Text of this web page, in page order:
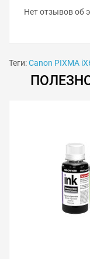
Нет отзывов об
Теги:Canon PIXMA